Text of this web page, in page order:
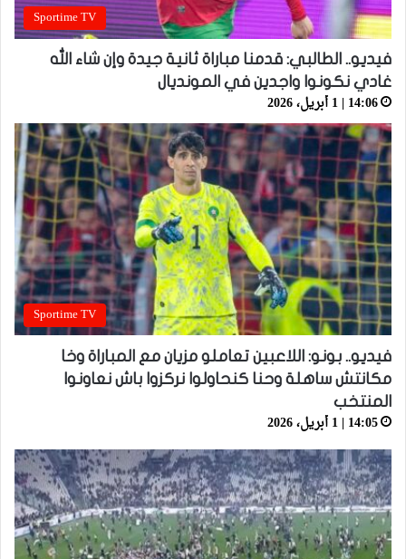
Sportime TV
فيديو.. الطالبي: قدمنا مباراة ثانية جيدة وإن شاء الله
غادي نكونوا واجدين في المونديال
14:06 | 1 أبريل، 2026
Sportime TV
فيديو.. بونو: اللاعبين تعاملو مزيان مع المباراة وخا
مكانتش ساهلة وحنا كنحاولوا نركزوا باش نعاونوا
المنتخب
14:05 | 1 أبريل، 2026